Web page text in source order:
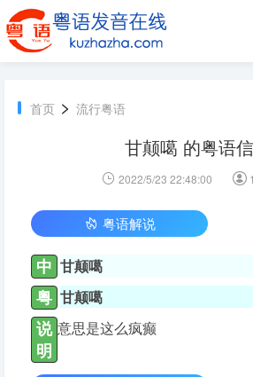
首页 > 流行粤语
甘颠噶 的粤语
2022/5/23 22:48:00
粤语解说
中 甘颠噶
粤 甘颠噶
说
明
意思是这么疯癫